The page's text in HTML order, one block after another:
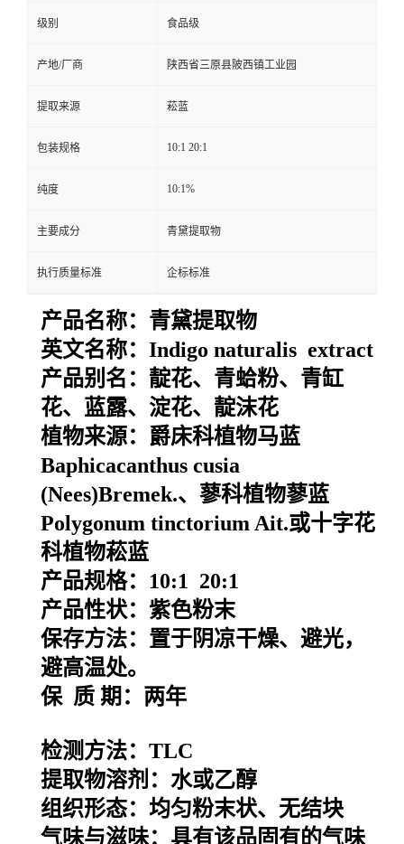
级别 食品级
产地/厂商 陕西省三原县陂西镇工业园
提取来源 菘蓝
包装规格 10:1 20:1
纯度 10:1%
主要成分 青黛提取物
执行质量标准 企标标准
产品名称： 青黛提取物
英文名称： Indigo naturalis extract
产品别名： 靛花、青蛤粉、青缸
花、蓝露、淀花、靛沫花
植物来源： 爵床科植物马蓝
Baphicacanthus cusia
(Nees)Bremek.、蓼科植物蓼蓝
Polygonum tinctorium Ait.或十字花
科植物菘蓝
产品规格：10:1 20:1
产品性状：紫色粉末
保存方法：置于阴凉干燥、避光，
避高温处。
保 质 期：两年
检测方法：TLC
提取物溶剂：水或乙醇
组织形态：均匀粉末状、无结块
气味与滋味：具有该品固有的气味